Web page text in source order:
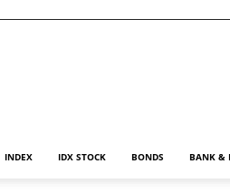
INDEX IDX STOCK BONDS BANK &